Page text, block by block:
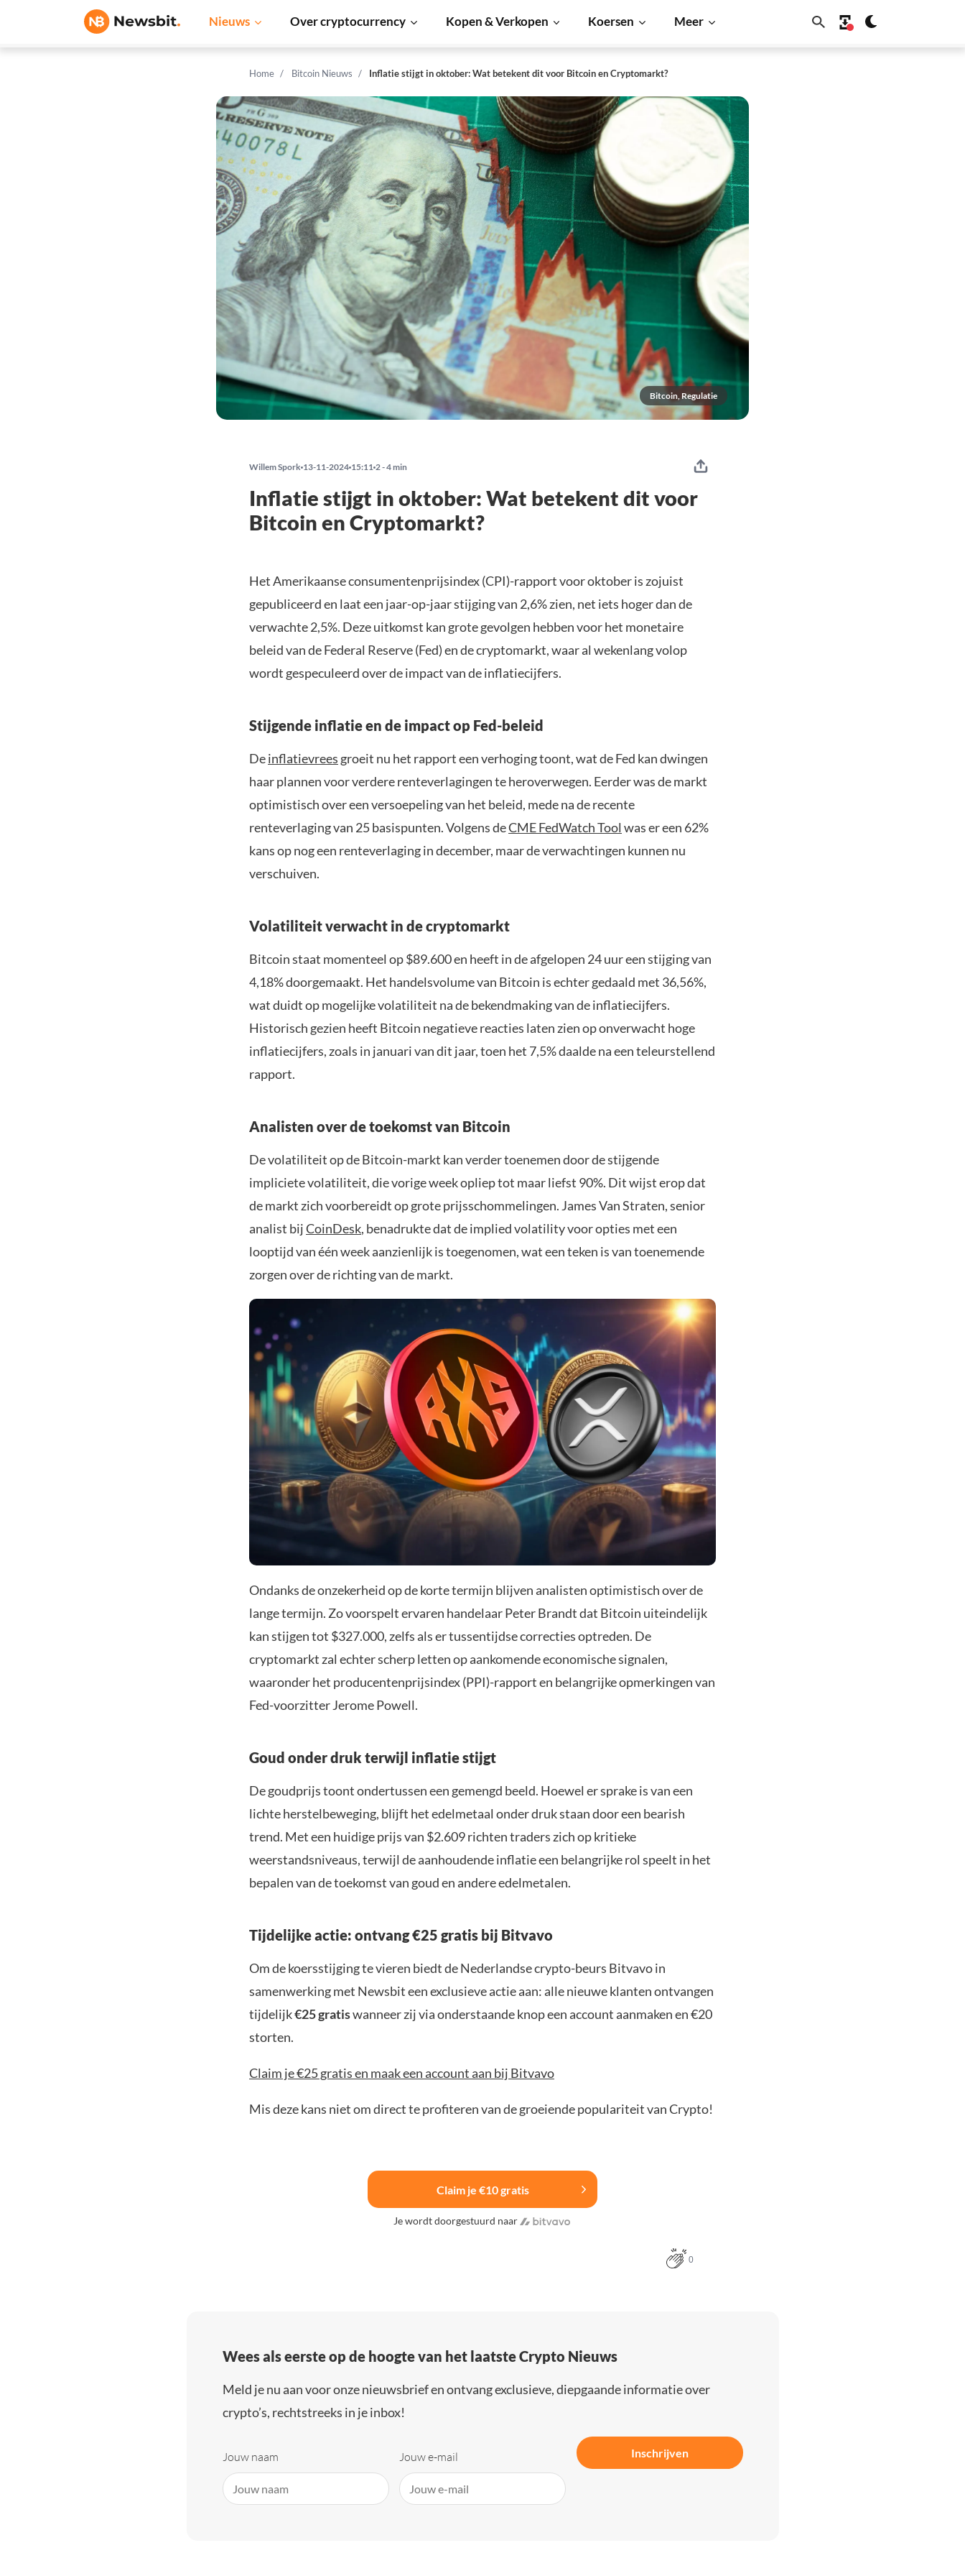
Nieuws Over cryptocurrency Kopen & Verkopen Koersen Meer
Home Bitcoin Nieuws Inflatie stijgt in oktober: Wat betekent dit voor Bitcoin en Cryptomarkt?
Bitcoin, Regulatie
Willem Spork 13-11-2024 15:11 2 - 4 min
Inflatie stijgt in oktober: Wat betekent dit voor
Bitcoin en Cryptomarkt?
Het Amerikaanse consumentenprijsindex (CPI)-rapport voor oktober is zojuist
gepubliceerd en laat een jaar-op-jaar stijging van 2,6% zien, net iets hoger dan de
verwachte 2,5%. Deze uitkomst kan grote gevolgen hebben voor het monetaire
beleid van de Federal Reserve (Fed) en de cryptomarkt, waar al wekenlang volop
wordt gespeculeerd over de impact van de inflatiecijfers.
Stijgende inflatie en de impact op Fed-beleid
Deinflatievrees groeit nu het rapport een verhoging toont, wat de Fed kan dwingen
haar plannen voor verdere renteverlagingen te heroverwegen. Eerder was de markt
optimistisch over een versoepeling van het beleid, mede na de recente
renteverlaging van 25 basispunten. Volgens deCME FedWatch Tool was er een 62%
kans op nog een renteverlaging in december, maar de verwachtingen kunnen nu
verschuiven.
Volatiliteit verwacht in de cryptomarkt
Bitcoin staat momenteel op $89.600 en heeft in de afgelopen 24 uur een stijging van
4,18% doorgemaakt. Het handelsvolume van Bitcoin is echter gedaald met 36,56%,
wat duidt op mogelijke volatiliteit na de bekendmaking van de inflatiecijfers.
Historisch gezien heeft Bitcoin negatieve reacties laten zien op onverwacht hoge
inflatiecijfers, zoals in januari van dit jaar, toen het 7,5% daalde na een teleurstellend
rapport.
Analisten over de toekomst van Bitcoin
De volatiliteit op de Bitcoin-markt kan verder toenemen door de stijgende
impliciete volatiliteit, die vorige week opliep tot maar liefst 90%. Dit wijst erop dat
de markt zich voorbereidt op grote prijsschommelingen. James Van Straten, senior
analist bijCoinDesk, benadrukte dat de implied volatility voor opties met een
looptijd van één week aanzienlijk is toegenomen, wat een teken is van toenemende
zorgen over de richting van de markt.
Ondanks de onzekerheid op de korte termijn blijven analisten optimistisch over de
lange termijn. Zo voorspelt ervaren handelaar Peter Brandt dat Bitcoin uiteindelijk
kan stijgen tot $327.000, zelfs als er tussentijdse correcties optreden. De
cryptomarkt zal echter scherp letten op aankomende economische signalen,
waaronder het producentenprijsindex (PPI)-rapport en belangrijke opmerkingen van
Fed-voorzitter Jerome Powell.
Goud onder druk terwijl inflatie stijgt
De goudprijs toont ondertussen een gemengd beeld. Hoewel er sprake is van een
lichte herstelbeweging, blijft het edelmetaal onder druk staan door een bearish
trend. Met een huidige prijs van $2.609 richten traders zich op kritieke
weerstandsniveaus, terwijl de aanhoudende inflatie een belangrijke rol speelt in het
bepalen van de toekomst van goud en andere edelmetalen.
Tijdelijke actie: ontvang €25 gratis bij Bitvavo
Om de koersstijging te vieren biedt de Nederlandse crypto-beurs Bitvavo in
samenwerking met Newsbit een exclusieve actie aan: alle nieuwe klanten ontvangen
tijdelijk€25 gratiswanneer zij via onderstaande knop een account aanmaken en €20
storten.
Claim je €25 gratis en maak een account aan bij Bitvavo
Mis deze kans niet om direct te profiteren van de groeiende populariteit van Crypto!
Claim je €10 gratis
Je wordt doorgestuurd naar
0
Wees als eerste op de hoogte van het laatste Crypto Nieuws
Meld je nu aan voor onze nieuwsbrief en ontvang exclusieve, diepgaande informatie over
crypto’s, rechtstreeks in je inbox!
Jouw naam Jouw e-mail Inschrijven